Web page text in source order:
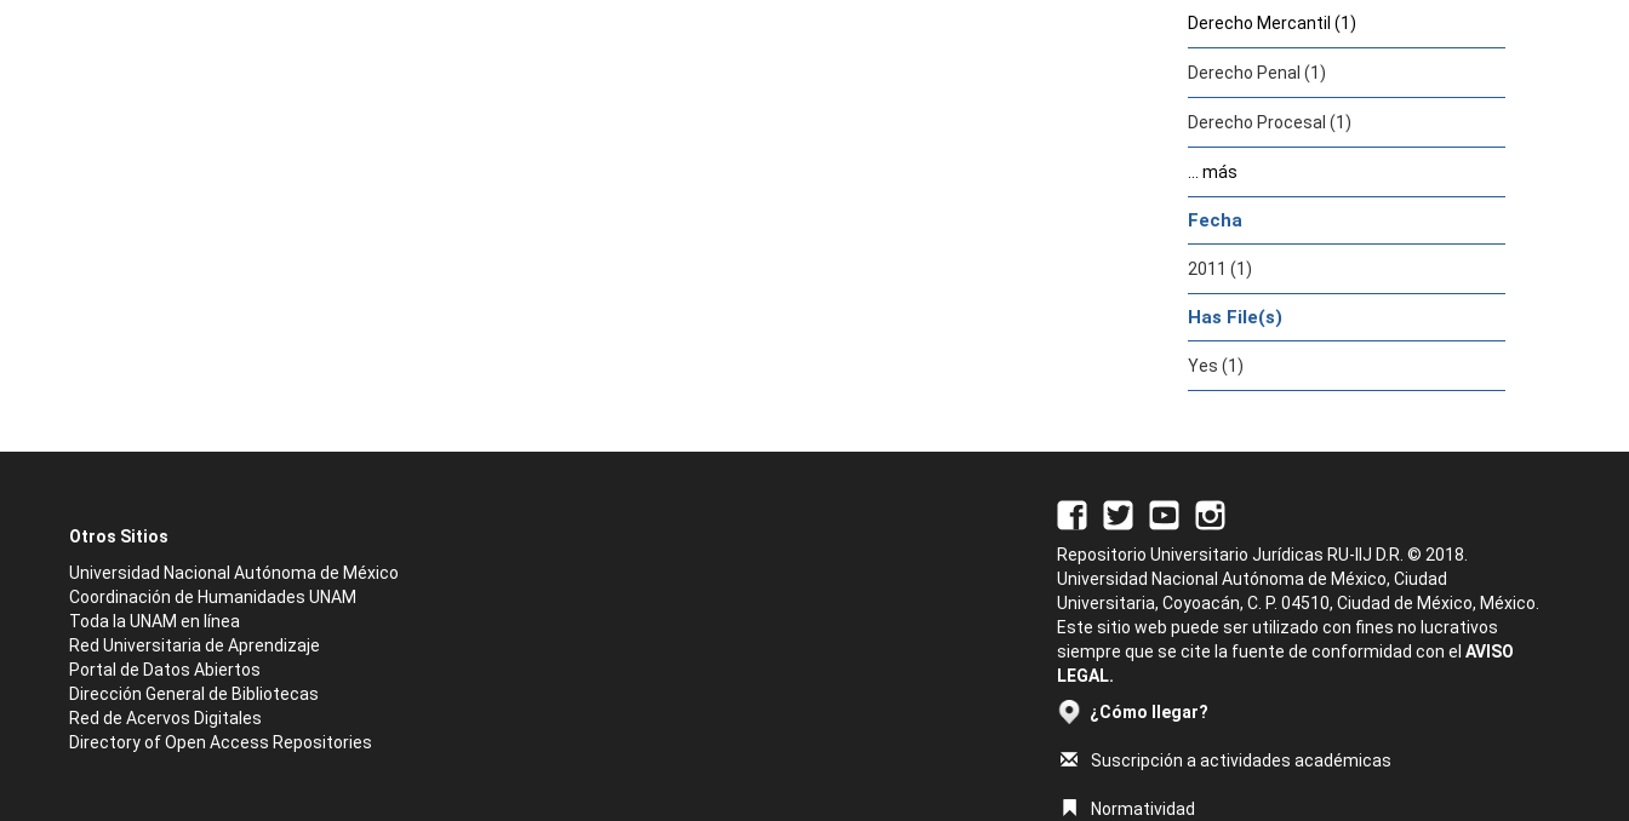
Derecho Mercantil (1)
Derecho Penal (1)
Derecho Procesal (1)
... más
Fecha
2011 (1)
Has File(s)
Yes (1)
Otros Sitios
Universidad Nacional Autónoma de México
Coordinación de Humanidades UNAM
Toda la UNAM en línea
Red Universitaria de Aprendizaje
Portal de Datos Abiertos
Dirección General de Bibliotecas
Red de Acervos Digitales
Directory of Open Access Repositories
Repositorio Universitario Jurídicas RU-IIJ D.R. © 2018.
Universidad Nacional Autónoma de México, Ciudad
Universitaria, Coyoacán, C. P. 04510, Ciudad de México, México.
Este sitio web puede ser utilizado con fines no lucrativos
siempre que se cite la fuente de conformidad con el AVISO
LEGAL.
¿Cómo llegar?
Suscripción a actividades académicas
Normatividad